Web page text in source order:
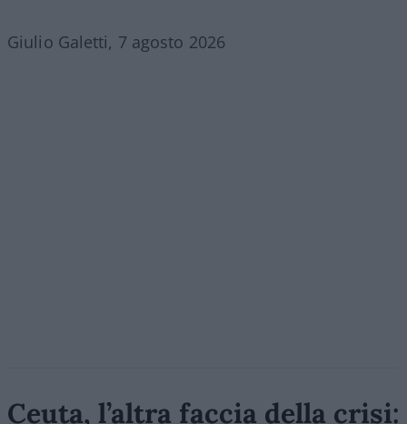
Giulio Galetti, 7 agosto 2026
Ceuta, l’altra faccia della crisi: